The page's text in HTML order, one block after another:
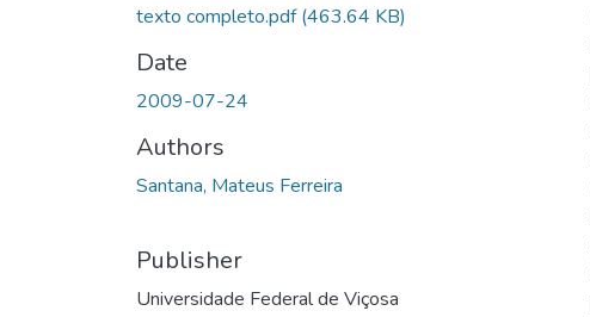
texto completo.pdf(463.64 KB)
Date
2009-07-24
Authors
Santana, Mateus Ferreira
Publisher
Universidade Federal de Viçosa